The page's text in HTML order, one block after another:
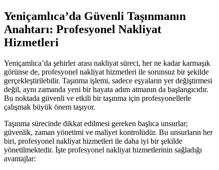
Yeniçamlıca’da Güvenli Taşınmanın
Anahtarı: Profesyonel Nakliyat
Hizmetleri
Yeniçamlıca’da şehirler arası nakliyat süreci, her ne kadar karmaşık
görünse de, profesyonel nakliyat hizmetleri ile sorunsuz bir şekilde
gerçekleştirilebilir. Taşınma işlemi, sadece eşyaların yer değiştirmesi
değil, aynı zamanda yeni bir hayata adım atmanın da başlangıcıdır.
Bu noktada güvenli ve etkili bir taşınma için profesyonellerle
çalışmak büyük önem taşıyor.
Taşınma sürecinde dikkat edilmesi gereken başlıca unsurlar;
güvenlik, zaman yönetimi ve maliyet kontrolüdür. Bu unsurların her
biri, profesyonel nakliyat hizmetleri ile daha iyi bir şekilde
yönetilmektedir. İşte profesyonel nakliyat hizmetlerinin sağladığı
avantajlar: